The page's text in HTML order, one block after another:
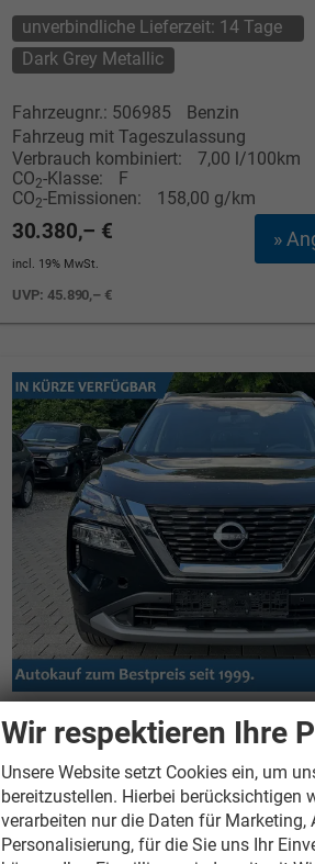
unverbindliche Lieferzeit: 14 Tage
Dark Grey Metallic
Fahrzeugnr.: 506985
Benzin
Fahrzeug mit Tageszulassung
Verbrauch kombiniert:
7,00 l/100km
CO2-Klasse:
F
CO2-Emissionen: 158,00 g/km
»
30.380,– €
incl. 19% MwSt.
UVP:45.890,– €
Nissan X-Trail N-CONNECTA 1.5
Tronic Android
120 kW (163 PS), Automatik,
unverbindliche Lieferzeit: 14 Tage
Diamond Black Perleffekt
Wir respektieren Ihre
Unsere Website setzt Cookies ein, um
bereitzustellen. Hierbei berücksichtigen
verarbeiten nur die Daten für Marketing,
Personalisierung, für die Sie uns Ihr